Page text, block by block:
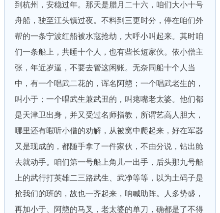
到杭州，安稳过年。那天是腊月二十六，咱们大小十号
舟船，驶至江头镇过夜。不料到三更时分，停在咱们外
帮的一条宁波红船被水寇抢劫，大呼小叫起来。其时咱
们一条船上，共睡十个人，也有些长短家伙。依小僧主
张，年近岁逼，不要去管这闲账。无奈同船十个人当
中，有一个唱武二花的，诨名阿戆；一个唱武老生的，
叫小于；一个唱武生兼武丑的，叫瘪嘴老太婆。他们都
是天津卫出身，并又受过名师指教，所谓艺高人胆大，
哪里还有暇听小僧的劝解，从被窝中爬起来，好在军器
又是现成的，都随手拿了一件家伙，不由分说，钻出舱
去就动手。咱们第一号船上角儿一出手，后头那九号船
上的武行打英雄二三路武生、武净等等，以为土码子是
抢我们的班的，故也一齐起来，呐喊助阵。人多势盛，
再加小于、阿戆的马叉，老太婆的单刀，确都是了不得